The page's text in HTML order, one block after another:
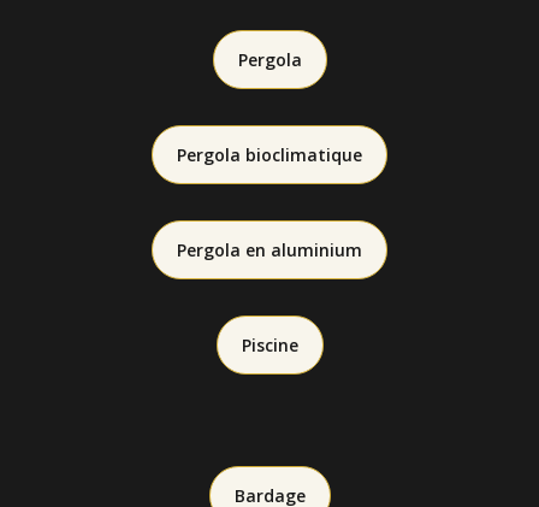
Pergola
Pergola bioclimatique
Pergola en aluminium
Piscine
Bardage